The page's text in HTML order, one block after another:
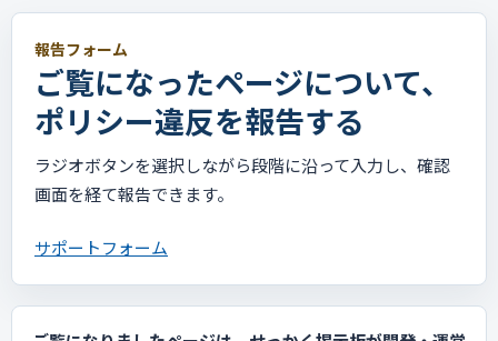
報告フォーム
ご覧になったページについて、
ポリシー違反を報告する
ラジオボタンを選択しながら段階に沿って入力し、確認
画面を経て報告できます。
サポートフォーム